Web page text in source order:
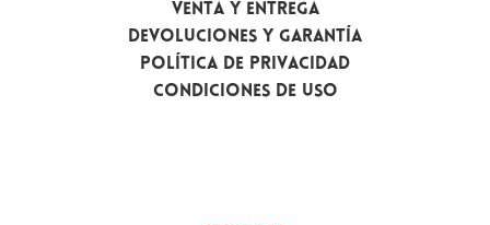
Venta y Entrega
Devoluciones y garantía
Política de privacidad
Condiciones de uso